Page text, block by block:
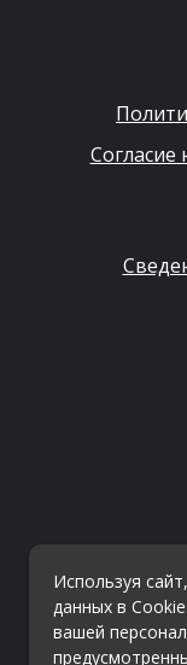
Согласие
Используя
данных в
вашей